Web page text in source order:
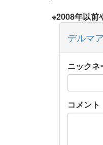
※2008年以前
デルマ
ニックネ
コメント